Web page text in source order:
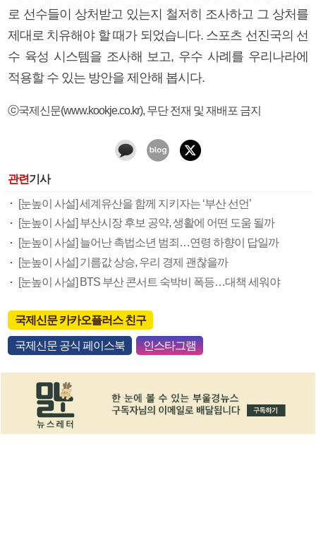
로 선수들이 상처받고 있는지 철저히 조사하고 그 상처를
제대로 치유해야 할 때가 되었습니다. 스포츠 선진국의 선
수 육성 시스템을 조사해 보고, 우수 사례를 우리나라에
적용할 수 있는 방안을 제안해 봅시다.
ⓒ국제신문(www.kookje.co.kr), 무단 전재 및 재배포 금지
관련기사
[눈높이 사설] 세계유산을 함께 지키자는 ‘부산 선언’
[눈높이 사설] 부산시장 후보 공약, 생활에 어떤 도움 될까
[눈높이 사설] 늘어난 촉법소년 범죄…연령 하향이 답일까
[눈높이 사설] 기름값 상승, 우리 경제 괜찮을까
[눈높이 사설] BTS 부산 콘서트 숙박비 폭등…대책 세워야
국제신문 카카오플러스 친구
국제신문 공식 페이스북 인스타그램